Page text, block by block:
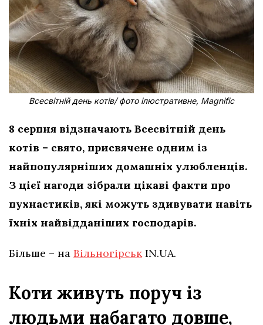
Всесвітній день котів/ фото ілюстративне, Magnific
8 серпня відзначають Всесвітній день
котів – свято, присвячене одним із
найпопулярніших домашніх улюбленців.
З цієї нагоди зібрали цікаві факти про
пухнастиків, які можуть здивувати навіть
їхніх найвідданіших господарів.
Більше – на ВільногірськIN.UA.
Коти живуть поруч із
людьми набагато довше,